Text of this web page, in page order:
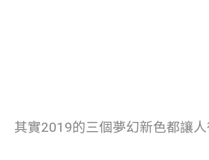
其實2019的三個夢幻新色都讓